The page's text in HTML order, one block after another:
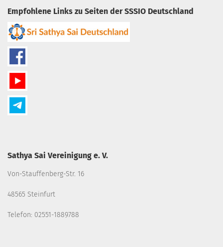
Empfohlene Links zu Seiten der SSSIO Deutschland
Sathya Sai Vereinigung e. V.
Von-Stauffenberg-Str. 16
48565 Steinfurt
Telefon: 02551-1889788